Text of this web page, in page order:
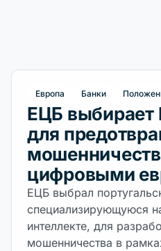
Европа Банки
ЕЦБ выбирает
для
цифровыми
ЕЦБ выбрал
специализирующуюся
интеллекте, для
мошенничества в